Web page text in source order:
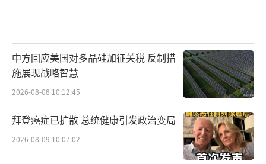
结、效忠新领袖，并表示，尽管面临外部压力
和安全威胁，但专家会议仍然做出了这一决
定。
中方回应美国对多晶硅加征关税 反制措
施展现战略智慧
2026-08-08 10:12:45
拜登癌症已扩散 总统健康引发政治变局
2026-08-09 10:07:02